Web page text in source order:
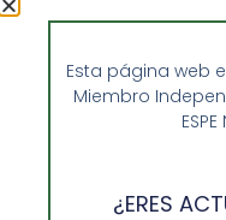
necesidades de
Esta página web
Miembro
¿ERES